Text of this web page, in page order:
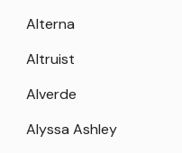
Alterna
Altruist
Alverde
Alyssa Ashley